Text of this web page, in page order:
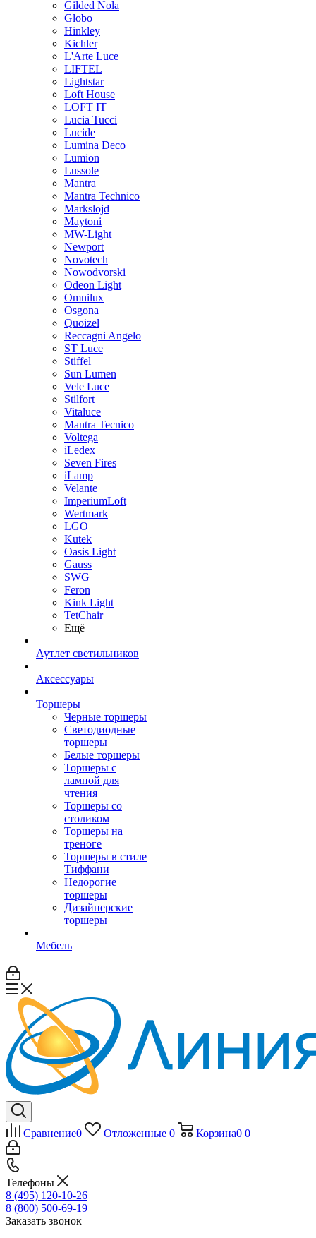
Gilded Nola
Globo
Hinkley
Kichler
L'Arte Luce
LIFTEL
Lightstar
Loft House
LOFT IT
Lucia Tucci
Lucide
Lumina Deco
Lumion
Lussole
Mantra
Mantra Technico
Markslojd
Maytoni
MW-Light
Newport
Novotech
Nowodvorski
Odeon Light
Omnilux
Osgona
Quoizel
Reccagni Angelo
ST Luce
Stiffel
Sun Lumen
Vele Luce
Stilfort
Vitaluce
Mantra Tecnico
Voltega
iLedex
Seven Fires
iLamp
Velante
ImperiumLoft
Wertmark
LGO
Kutek
Oasis Light
Gauss
SWG
Feron
Kink Light
TetСhair
Ещё
Аутлет светильников
Аксессуары
Торшеры
Черные торшеры
Светодиодные
торшеры
Белые торшеры
Торшеры с
лампой для
чтения
Торшеры со
столиком
Торшеры на
треноге
Торшеры в стиле
Тиффани
Недорогие
торшеры
Дизайнерские
торшеры
Мебель
Сравнение0 Отложенные 0 Корзина0 0
Телефоны
8 (495) 120-10-26
8 (800) 500-69-19
Заказать звонок